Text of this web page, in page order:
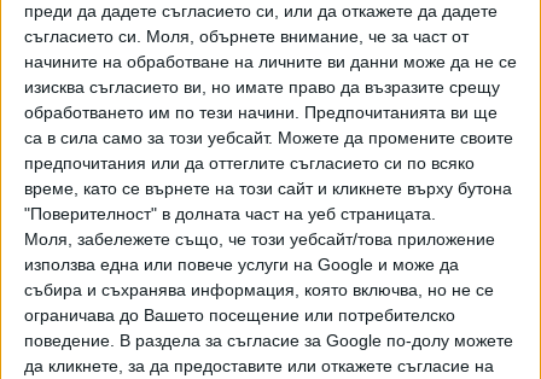
преди да дадете съгласието си, или да откажете да дадете
съгласието си. Моля, обърнете внимание, че за част от
начините на обработване на личните ви данни може да не се
изисква съгласието ви, но имате право да възразите срещу
обработването им по тези начини. Предпочитанията ви ще
са в сила само за този уебсайт. Можете да промените своите
предпочитания или да оттеглите съгласието си по всяко
време, като се върнете на този сайт и кликнете върху бутона
"Поверителност" в долната част на уеб страницата.
Моля, забележете също, че този уебсайт/това приложение
използва една или повече услуги на Google и може да
събира и съхранява информация, която включва, но не се
ограничава до Вашето посещение или потребителско
поведение. В раздела за съгласие за Google по-долу можете
да кликнете, за да предоставите или откажете съгласие на
„В момента няма признаци за начало на мащабно огнище,
но ситуацията може да се промени и през следващите
седмици можем да видим повече случаи.“ Хантавирусът
има дълъг инкубационен период.
От СЗО подчертават, че засега не става дума за заплаха
на нивото на пандемията от COVID-19.
Французойка, заразена по време на епидемията от
смъртоносния хантавирус на круизния кораб "Хондиус", е
в критично състояние и се лекува с изкуствен
белодробен апарат, съобщи снощи лекар от парижката
болница, в която се лекува заразената пътничка, цитиран